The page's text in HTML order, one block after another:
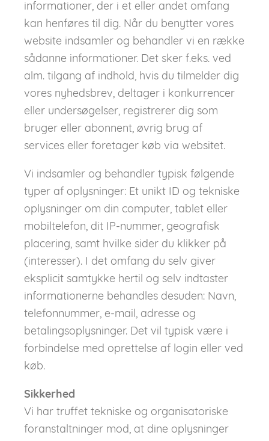
informationer, der i et eller andet omfang
kan henføres til dig. Når du benytter vores
website indsamler og behandler vi en række
sådanne informationer. Det sker f.eks. ved
alm. tilgang af indhold, hvis du tilmelder dig
vores nyhedsbrev, deltager i konkurrencer
eller undersøgelser, registrerer dig som
bruger eller abonnent, øvrig brug af
services eller foretager køb via websitet.
Vi indsamler og behandler typisk følgende
typer af oplysninger: Et unikt ID og tekniske
oplysninger om din computer, tablet eller
mobiltelefon, dit IP-nummer, geografisk
placering, samt hvilke sider du klikker på
(interesser). I det omfang du selv giver
eksplicit samtykke hertil og selv indtaster
informationerne behandles desuden: Navn,
telefonnummer, e-mail, adresse og
betalingsoplysninger. Det vil typisk være i
forbindelse med oprettelse af login eller ved
køb.
Sikkerhed
Vi har truffet tekniske og organisatoriske
foranstaltninger mod, at dine oplysninger